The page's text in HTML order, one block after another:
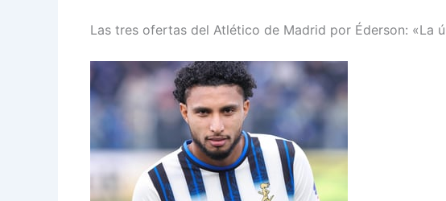
Las tres ofertas del Atlético de Madrid por Éderson: «La